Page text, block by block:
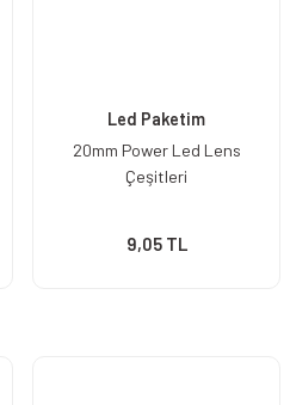
Led Paketim
20mm Power Led Lens
Çeşitleri
9,05 TL